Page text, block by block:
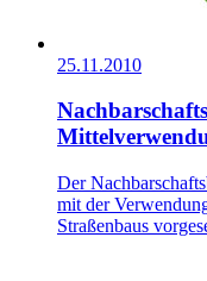
25.11.2010
Der
mit der
Straßenbaus